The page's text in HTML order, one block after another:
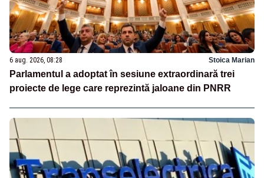
6 aug. 2026, 08:28 Stoica Marian
Parlamentul a adoptat în sesiune extraordinară trei
proiecte de lege care reprezintă jaloane din PNRR